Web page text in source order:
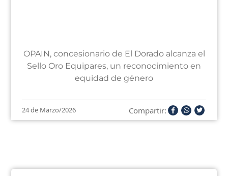
OPAIN, concesionario de El Dorado alcanza el
Sello Oro Equipares, un reconocimiento en
equidad de género
24 de Marzo/2026 Compartir: